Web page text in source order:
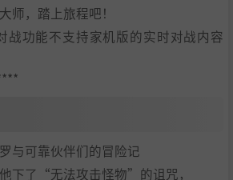
师，踏上旅程吧！
战功能不支持家机版的实时对战内容
与可靠伙伴们的冒险记
下了“无法攻击怪物”的诅咒，